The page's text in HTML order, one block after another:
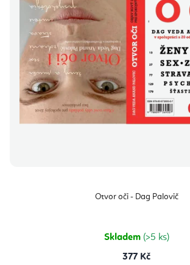
Otvor oči - Dag Palovič
Skladem (>5 ks)
377 Kč